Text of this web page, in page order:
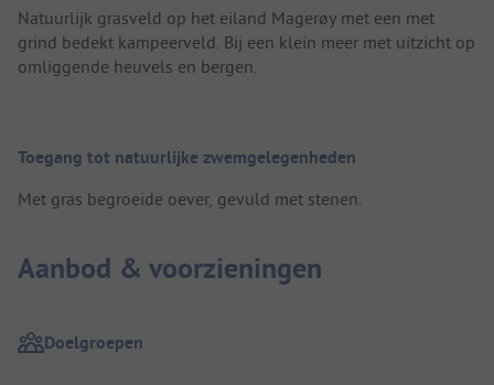
Natuurlijk grasveld op het eiland Magerøy met een met
grind bedekt kampeerveld. Bij een klein meer met uitzicht op
omliggende heuvels en bergen.
Toegang tot natuurlijke zwemgelegenheden
Met gras begroeide oever, gevuld met stenen.
Aanbod & voorzieningen
Doelgroepen